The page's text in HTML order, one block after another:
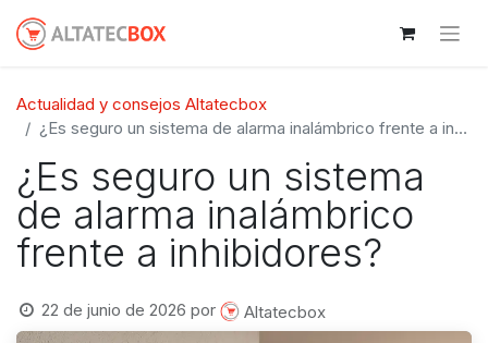
Actualidad y consejos Altatecbox
¿Es seguro un sistema de alarma inalámbrico frente a inhibidores?
¿Es seguro un sistema
de alarma inalámbrico
frente a inhibidores?
22 de junio de 2026 por Altatecbox